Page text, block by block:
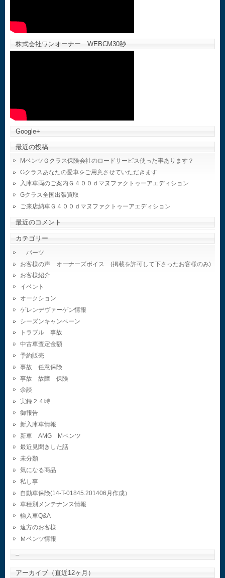
株式会社ワンオーナー WEBCM30秒
Google+
最近の投稿
MベンツＧクラス保険会社のロードサービス使った事あります？
Gクラスあなたの愛車をご用意させていただきます
入庫車両のご案内Ｇ４００ｄマヌファクトゥーアエディション
Gクラス全国出張買取
ご来店納車Ｇ４００ｄマヌファクトゥーアエディション
最近のコメント
カテゴリー
パーツ
お客様の声 オーナーズボイス (掲載を許可して下さったお客様のみ)
お客様紹介
イベント
オークション
ゲレンデヴァーゲン情報
シーズンキャンペーン
トラブル 事故
中古車査定金額
予約販売
事故 任意保険
事故 故障 保険
余談
実録２４時
御報告
新入庫車情報
新車 AMG Mベンツ
最近見聞きした話
未分類
気になる商品
私し事
自動車保険(14-T-01845.201406月作成）
車種別メンテナンス情報
輸入車Q&A
遠方のお客様
Ｍベンツ情報
–
アーカイブ（直近12ヶ月）